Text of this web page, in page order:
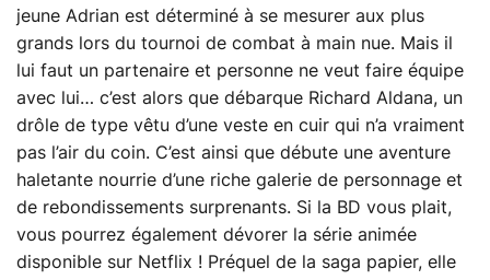
jeune Adrian est déterminé à se mesurer aux plus
grands lors du tournoi de combat à main nue. Mais il
lui faut un partenaire et personne ne veut faire équipe
avec lui… c’est alors que débarque Richard Aldana, un
drôle de type vêtu d’une veste en cuir qui n’a vraiment
pas l’air du coin. C’est ainsi que débute une aventure
haletante nourrie d’une riche galerie de personnage et
de rebondissements surprenants. Si la BD vous plait,
vous pourrez également dévorer la série animée
disponible sur Netflix ! Préquel de la saga papier, elle